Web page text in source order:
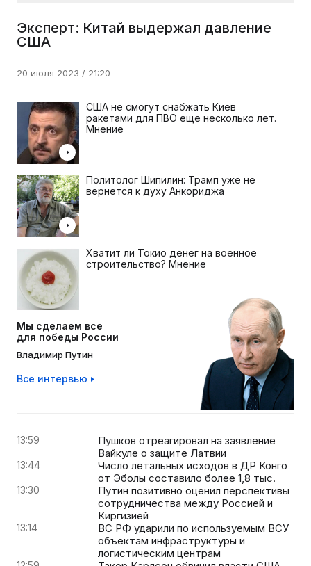
Эксперт: Китай выдержал давление
США
20 июля 2023 / 21:20
США не смогут снабжать Киев
ракетами для ПВО еще несколько лет.
Мнение
Политолог Шипилин: Трамп уже не
вернется к духу Анкориджа
Хватит ли Токио денег на военное
строительство? Мнение
Мы сделаем все
для победы России
Владимир Путин
Все интервью
13:59
Пушков отреагировал на заявление
Вайкуле о защите Латвии
13:44
Число летальных исходов в ДР Конго
от Эболы составило более 1,8 тыс.
13:30
Путин позитивно оценил перспективы
сотрудничества между Россией и
Киргизией
13:14
ВС РФ ударили по используемым ВСУ
объектам инфраструктуры и
логистическим центрам